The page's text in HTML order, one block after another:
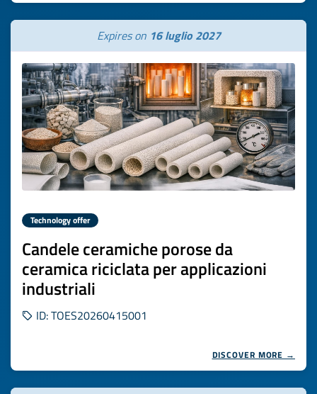
Expires on 16 luglio 2027
Technology offer
Candele ceramiche porose da
ceramica riciclata per applicazioni
industriali
ID: TOES20260415001
DISCOVER MORE →